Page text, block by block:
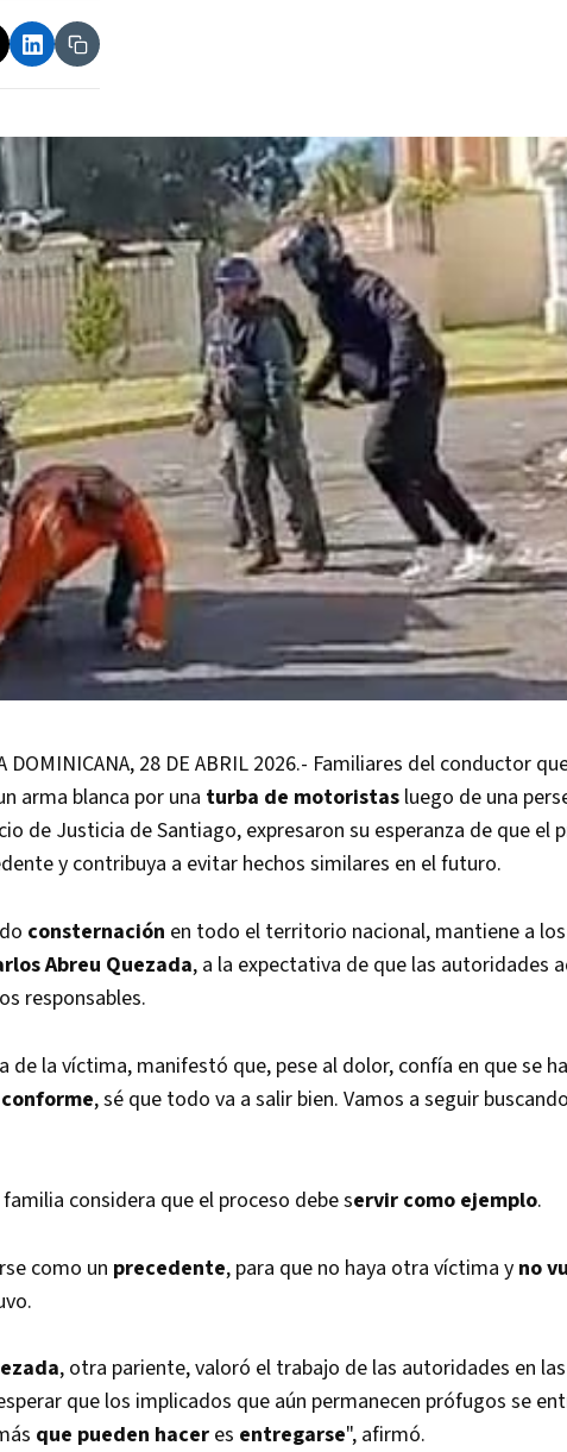
DOMINICANA, 28 DE ABRIL 2026.- Familiares del conductor
arma blanca por una turba de motoristas luego de una
de Justicia de Santiago, expresaron su esperanza de que el
y contribuya a evitar hechos similares en el futuro.
consternación en todo el territorio nacional, mantiene a
Abreu Quezada, a la expectativa de que las autoridades
responsables.
de la víctima, manifestó que, pese al dolor, confía en que se
conforme, sé que todo va a salir bien. Vamos a seguir buscando
considera que el proceso debe servir como ejemplo.
como un precedente, para que no haya otra víctima y no
, otra pariente, valoró el trabajo de las autoridades en las
que los implicados que aún permanecen prófugos se
que pueden hacer es entregarse", afirmó.